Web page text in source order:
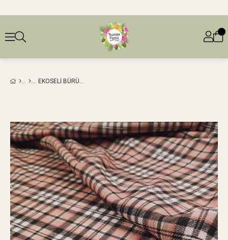
EKOSELI BÜRÜMCÜKLÜ JARSE (EN 160 CM X BOY 235 CM)